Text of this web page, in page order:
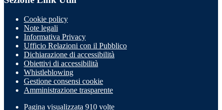
Cookie policy
Note legali
Informativa Privacy
Ufficio Relazioni con il Pubblico
Dichiarazione di accessibilità
Obiettivi di accessibilità
Whistleblowing
Gestione consensi cookie
Amministrazione trasparente
Pagina visualizzata 910 volte